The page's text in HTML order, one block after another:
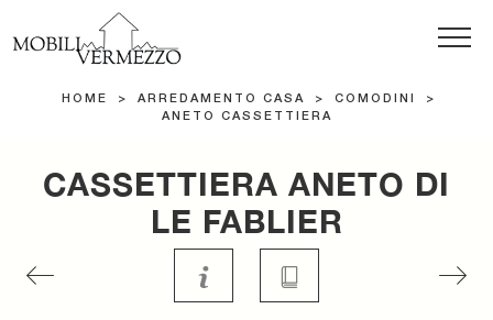
HOME > ARREDAMENTO CASA > COMODINI
>
ANETO CASSETTIERA
CASSETTIERA ANETO DI
LE FABLIER